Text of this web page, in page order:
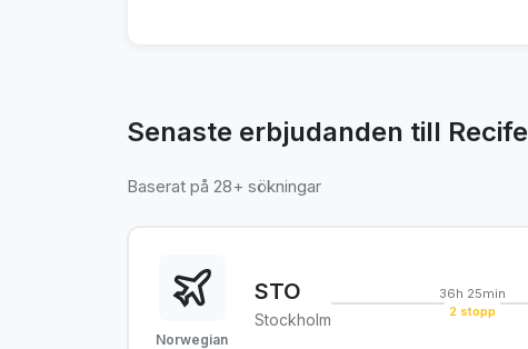
Senaste erbjudanden till Recife
Baserat på 28+ sökningar
Norwegian
STO
Stockholm
36h 25min
2 stopp